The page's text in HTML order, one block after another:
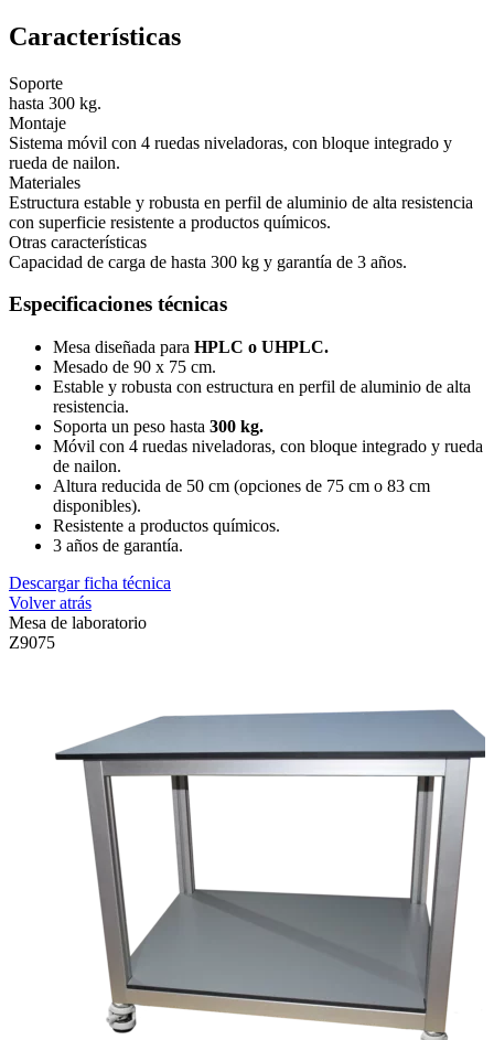
Características
Soporte
hasta 300 kg.
Montaje
Sistema móvil con 4 ruedas niveladoras, con bloque integrado y
rueda de nailon.
Materiales
Estructura estable y robusta en perfil de aluminio de alta resistencia
con superficie resistente a productos químicos.
Otras características
Capacidad de carga de hasta 300 kg y garantía de 3 años.
Especificaciones técnicas
Mesa diseñada para HPLC o UHPLC.
Mesado de 90 x 75 cm.
Estable y robusta con estructura en perfil de aluminio de alta
resistencia.
Soporta un peso hasta 300 kg.
Móvil con 4 ruedas niveladoras, con bloque integrado y rueda
de nailon.
Altura reducida de 50 cm (opciones de 75 cm o 83 cm
disponibles).
Resistente a productos químicos.
3 años de garantía.
Descargar ficha técnica
Volver atrás
Mesa de laboratorio
Z9075